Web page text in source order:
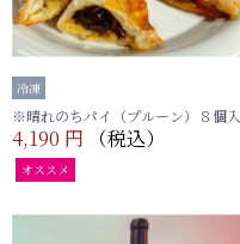
冷凍
※晴れのちパイ（プルーン）８個入
4,190 円 （税込）
オススメ